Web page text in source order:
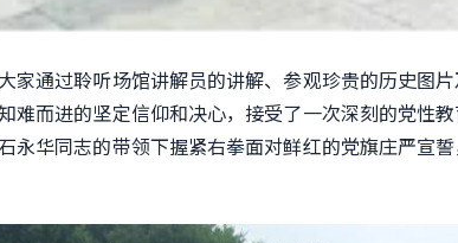
大家通过聆听场馆讲解员的讲解、参观珍贵的历史图
难而进的坚定信仰和决心，接受了一次深刻的党性
永华同志的带领下握紧右拳面对鲜红的党旗庄严宣誓